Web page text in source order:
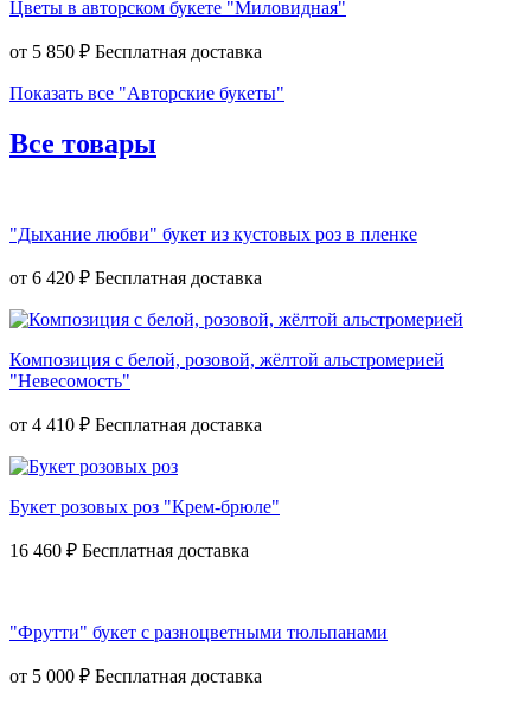
Цветы в авторском букете "Миловидная"
от 5 850 ₽
Показать все "Авторские букеты"
Все товары
"Дыхание любви" букет из кустовых роз в пленке
от 6 420 ₽
Композиция с белой, розовой, жёлтой альстромерией
"Невесомость"
от 4 410 ₽
Букет розовых роз "Крем-брюле"
16 460 ₽
"Фрутти" букет с разноцветными тюльпанами
от 5 000 ₽